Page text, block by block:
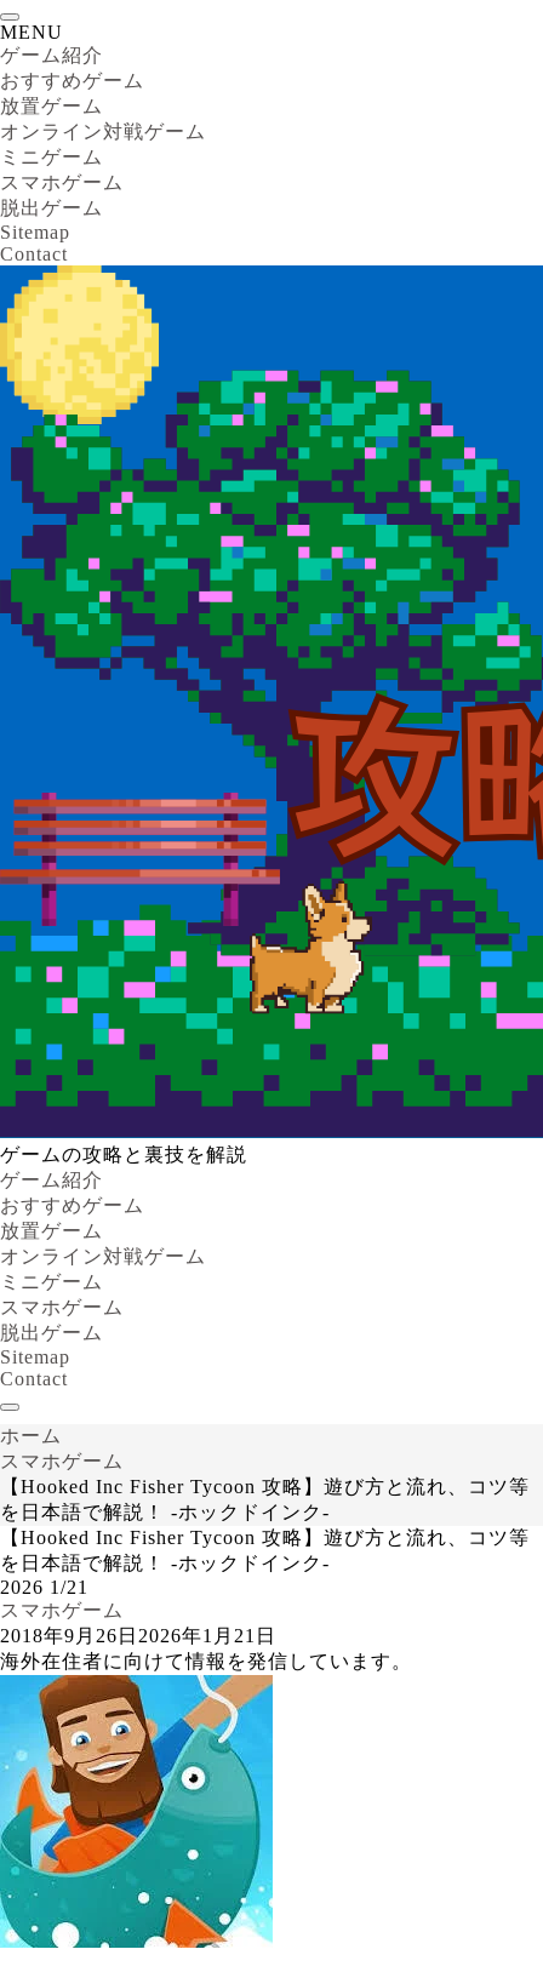
MENU
ゲーム紹介
おすすめゲーム
放置ゲーム
オンライン対戦ゲーム
ミニゲーム
スマホゲーム
脱出ゲーム
Sitemap
Contact
ゲームの攻略と裏技を解説
ゲーム紹介
おすすめゲーム
放置ゲーム
オンライン対戦ゲーム
ミニゲーム
スマホゲーム
脱出ゲーム
Sitemap
Contact
ホーム
スマホゲーム
【Hooked Inc Fisher Tycoon 攻略】遊び方と流れ、コツ等
を日本語で解説！ -ホックドインク-
【Hooked Inc Fisher Tycoon 攻略】遊び方と流れ、コツ等
を日本語で解説！ -ホックドインク-
2026 1/21
スマホゲーム
2018年9月26日 2026年1月21日
海外在住者に向けて情報を発信しています。